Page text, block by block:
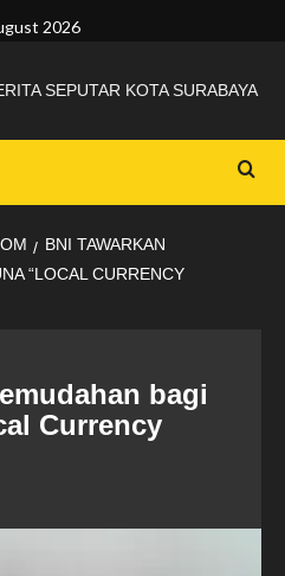
2026
SEPUTAR KOTA SURABAYA
BNI TAWARKAN
“LOCAL CURRENCY
bagi
Currency